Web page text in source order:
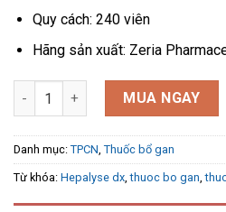
Quy cách: 240 viên
Hãng sản xuất: Zeria
Viên uống giải độc gan Hepalyse
MUA NGAY
Danh mục: TPCN, Thuốc bổ gan
Từ khóa: Hepalyse dx,thuoc bo gan,